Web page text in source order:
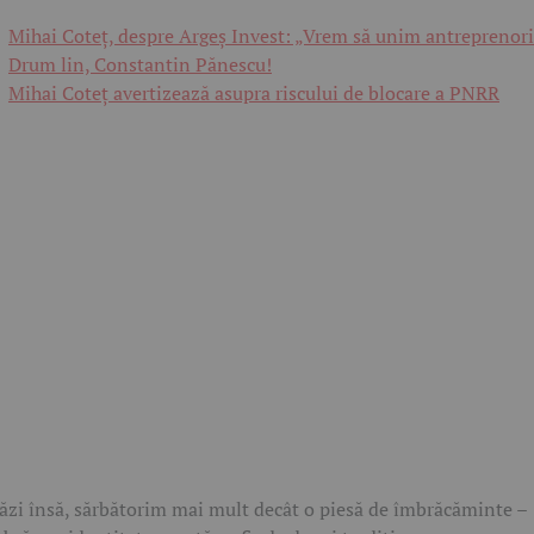
Mihai Coteț, despre Argeș Invest: „Vrem să unim
Drum lin, Constantin Pănescu!
Mihai Coteț avertizează asupra riscului de blocare a PNRR
însă, sărbătorim mai mult decât o piesă de îmbrăcăminte –